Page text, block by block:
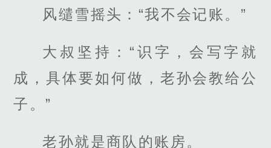
风缱雪摇头：“我不会记账。”
大叔坚持：“识字，会写字就
成，具体要如何做，老孙会教给公
子。”
老孙就是商队的账房。